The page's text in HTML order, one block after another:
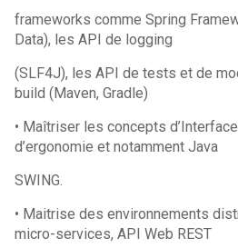
frameworks comme Spring
Data), les API de logging
(SLF4J), les API de tests et de
build (Maven, Gradle)
• Maîtriser les concepts
d’ergonomie et notamment Java
SWING.
• Maitrise des environnements
micro-services, API Web REST